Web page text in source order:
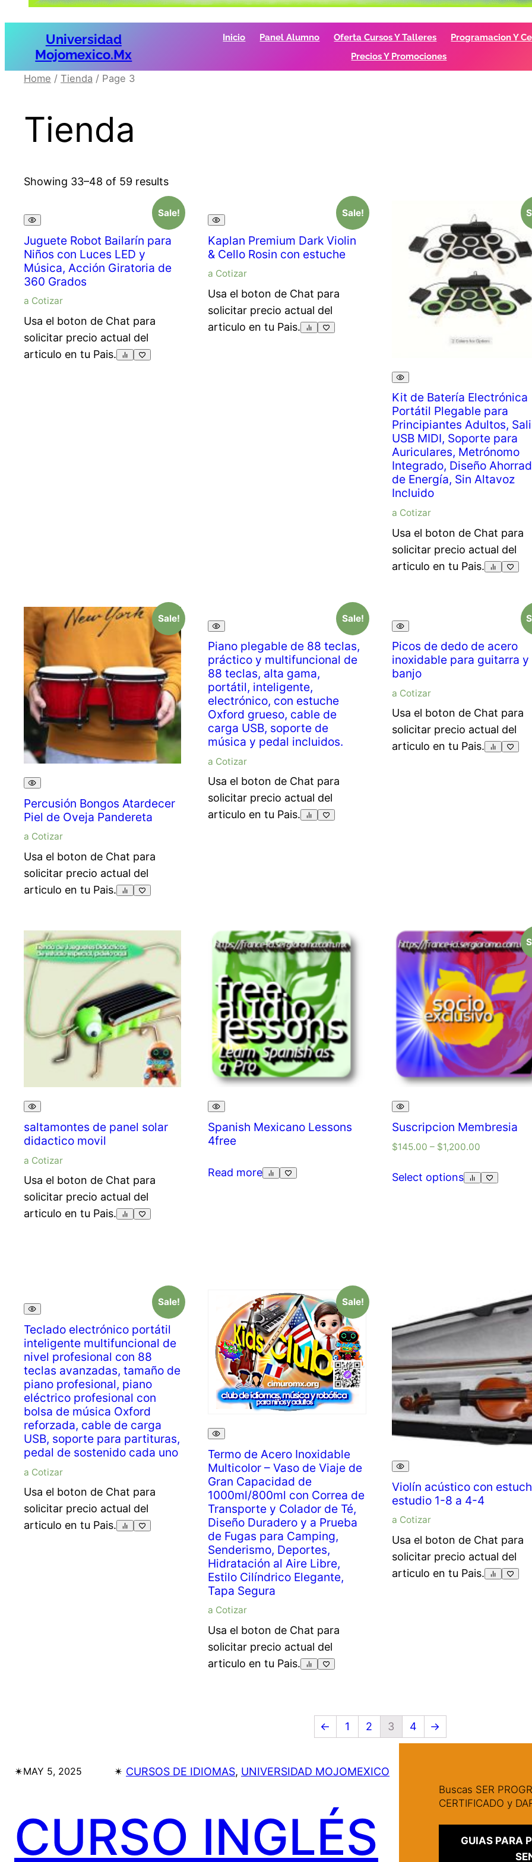
Universidad
Mojomexico.mx
Inicio Panel Alumno Oferta Cursos Y Talleres
Programacion Y
Precios Y Promociones
Home / Tienda / Page 3
Tienda
Showing 33–48 of 59 results
Sale!
Juguete Robot Bailarín para
Niños con Luces LED y
Música, Acción Giratoria de
360 Grados
a Cotizar
Usa el boton de Chat para
solicitar precio actual del
articulo en tu Pais.
Sale!
Kaplan Premium Dark Violin
& Cello Rosin con estuche
a Cotizar
Usa el boton de Chat para
solicitar precio actual del
articulo en tu Pais.
Kit de Batería Electrónica
Portátil Plegable para
Principiantes Adultos,
USB MIDI, Soporte para
Auriculares, Metrónomo
Integrado, Diseño
de Energía, Sin Altavoz
Incluido
a Cotizar
Usa el boton de Chat para
solicitar precio actual del
articulo en tu Pais.
Sale!
Percusión Bongos Atardecer
Piel de Oveja Pandereta
a Cotizar
Usa el boton de Chat para
solicitar precio actual del
articulo en tu Pais.
Sale!
Piano plegable de 88 teclas,
práctico y multifuncional de
88 teclas, alta gama,
portátil, inteligente,
electrónico, con estuche
Oxford grueso, cable de
carga USB, soporte de
música y pedal incluidos.
a Cotizar
Usa el boton de Chat para
solicitar precio actual del
articulo en tu Pais.
Picos de dedo de acero
inoxidable para guitarra y
banjo
a Cotizar
Usa el boton de Chat para
solicitar precio actual del
articulo en tu Pais.
saltamontes de panel solar
didactico movil
a Cotizar
Usa el boton de Chat para
solicitar precio actual del
articulo en tu Pais.
Spanish Mexicano Lessons
4free
Read more
Suscripcion Membresia
$145.00 – $1,200.00
Select options
Sale!
Teclado electrónico portátil
inteligente multifuncional de
nivel profesional con 88
teclas avanzadas, tamaño de
piano profesional, piano
eléctrico profesional con
bolsa de música Oxford
reforzada, cable de carga
USB, soporte para partituras,
pedal de sostenido cada uno
a Cotizar
Usa el boton de Chat para
solicitar precio actual del
articulo en tu Pais.
Sale!
Termo de Acero Inoxidable
Multicolor – Vaso de Viaje de
Gran Capacidad de
1000ml/800ml con Correa de
Transporte y Colador de Té,
Diseño Duradero y a Prueba
de Fugas para Camping,
Senderismo, Deportes,
Hidratación al Aire Libre,
Estilo Cilíndrico Elegante,
Tapa Segura
a Cotizar
Usa el boton de Chat para
solicitar precio actual del
articulo en tu Pais.
Violín acústico con
estudio 1-8 a 4-4
a Cotizar
Usa el boton de Chat para
solicitar precio actual del
articulo en tu Pais.
← 1 2 3 4 →
✴︎MAY 5, 2025 ✴︎ CURSOS DE IDIOMAS, UNIVERSIDAD MOJOMEXICO
CURSO INGLÉS
Buscas SER
CERTIFICADO y
GUIAS PARA